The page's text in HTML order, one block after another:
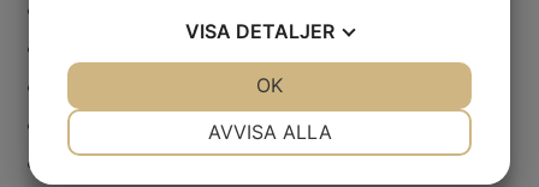
teater
teaterbok
VISA DETALJER
AVVISA ALLA
OK